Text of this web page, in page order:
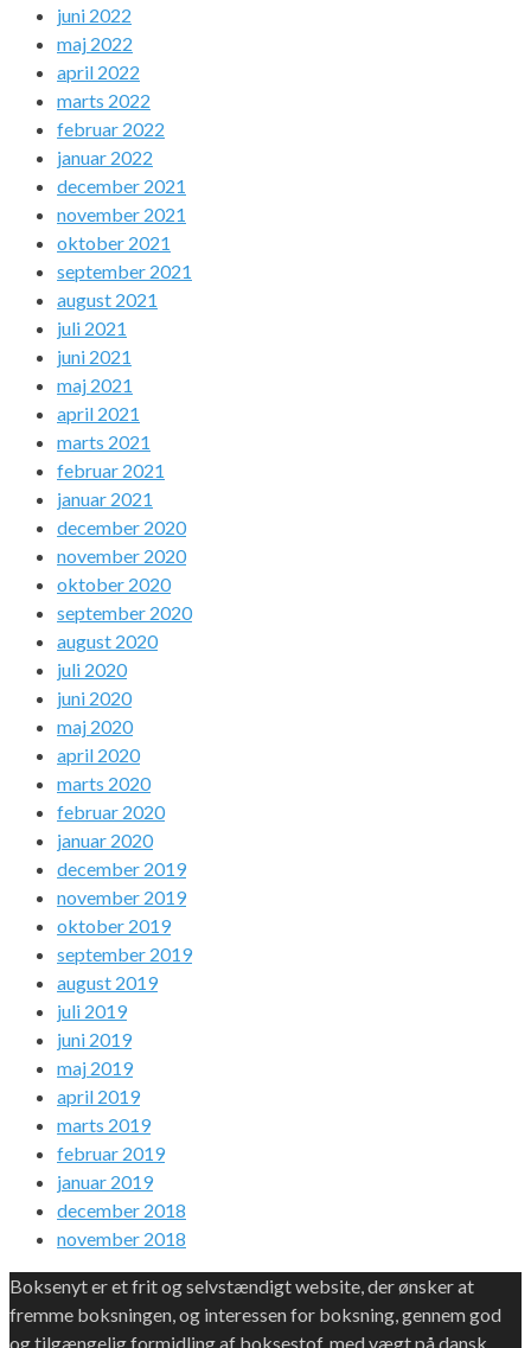
juni 2022
maj 2022
april 2022
marts 2022
februar 2022
januar 2022
december 2021
november 2021
oktober 2021
september 2021
august 2021
juli 2021
juni 2021
maj 2021
april 2021
marts 2021
februar 2021
januar 2021
december 2020
november 2020
oktober 2020
september 2020
august 2020
juli 2020
juni 2020
maj 2020
april 2020
marts 2020
februar 2020
januar 2020
december 2019
november 2019
oktober 2019
september 2019
august 2019
juli 2019
juni 2019
maj 2019
april 2019
marts 2019
februar 2019
januar 2019
december 2018
november 2018
Boksenyt er et frit og selvstændigt website, der ønsker at
fremme boksningen, og interessen for boksning, gennem god
og tilgængelig formidling af boksestof, med vægt på dansk